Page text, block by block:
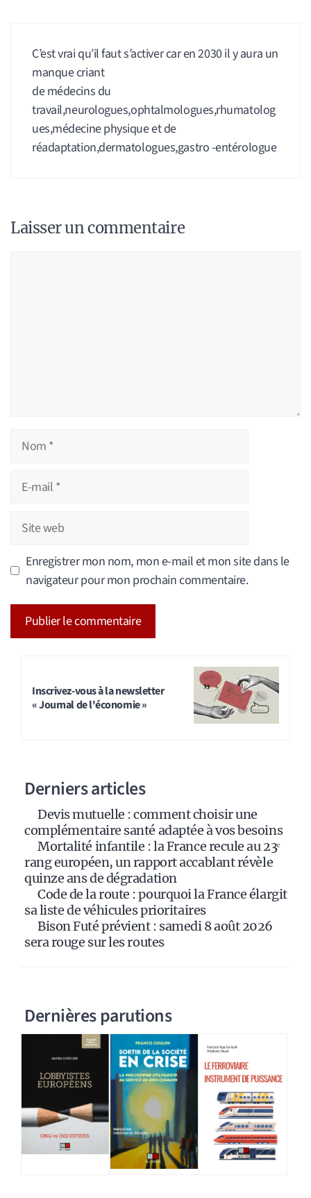
C’est vrai qu’il faut s’activer car en 2030 il y aura un
manque criant
de médecins du
travail,neurologues,ophtalmologues,rhumatolog
ues,médecine physique et de
réadaptation,dermatologues,gastro -entérologue
Laisser un commentaire
Nom
Site
web
Enregistrer mon nom, mon e-mail et mon site dans le
navigateur pour mon prochain commentaire.
Inscrivez-vous à la newsletter
« Journal de l'économie »
Derniers articles
Devis mutuelle : comment choisir une
complémentaire santé adaptée à vos besoins
Mortalité infantile : la France recule au 23ᵉ
rang européen, un rapport accablant révèle
quinze ans de dégradation
Code de la route : pourquoi la France élargit
sa liste de véhicules prioritaires
Bison Futé prévient : samedi 8 août 2026
sera rouge sur les routes
Dernières parutions